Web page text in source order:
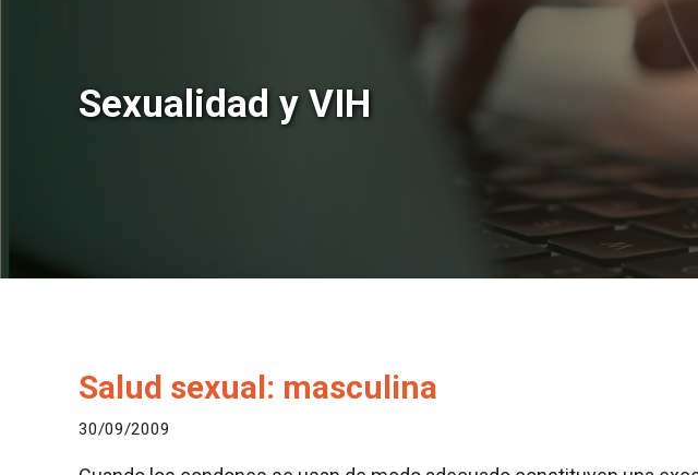
Sexualidad y VIH
Salud sexual: masculina
30/09/2009